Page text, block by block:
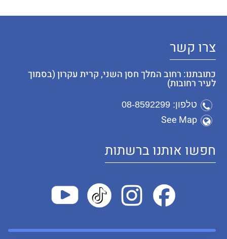
צרו קשר
כתובתנו: רחוב המלך חסן השני, קרית עקרון (בסמוך
לעיר רחובות)
טלפון: 08-8592299
See Map
חפשו אותנו ברשתות